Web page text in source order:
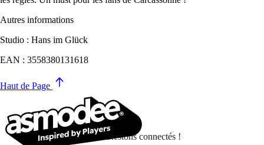
Autres informations
Studio : Hans im Glück
EAN : 3558380131618
Haut de Page
Restons connectés !